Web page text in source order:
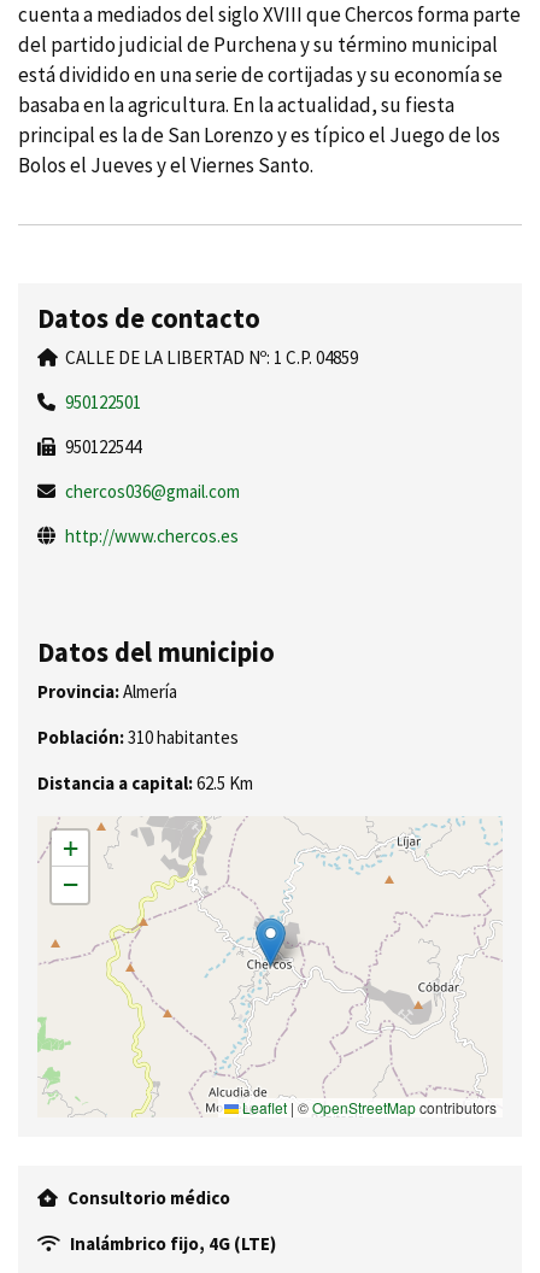
cuenta a mediados del siglo XVIII que Chercos forma parte
del partido judicial de Purchena y su término municipal
está dividido en una serie de cortijadas y su economí­a se
basaba en la agricultura. En la actualidad, su fiesta
principal es la de San Lorenzo y es tí­pico el Juego de los
Bolos el Jueves y el Viernes Santo.
Datos de contacto
CALLE DE LA LIBERTAD Nº: 1 C.P. 04859
950122501
950122544
chercos036@gmail.com
http://www.chercos.es
Datos del municipio
Provincia:Almería
Población:310 habitantes
Distancia a capital:62.5 Km
+
−
Leaflet | ©OpenStreetMapcontributors
Consultorio médico
Inalámbrico fijo, 4G (LTE)